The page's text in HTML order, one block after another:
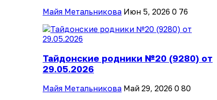
Майя Метальникова Июн 5, 2026 0 76
Тайдонские родники №20 (9280) от
29.05.2026
Майя Метальникова Май 29, 2026 0 80